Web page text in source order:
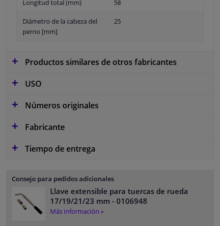
Longitud total (mm) 58
Diámetro de la cabeza del
perno [mm]
25
Productos similares de otros fabricantes
USO
Números originales
Fabricante
Tiempo de entrega
Consejo para pedidos adicionales
Llave extensible para tuercas de rueda
17/19/21/23 mm - 0106948
Más información »